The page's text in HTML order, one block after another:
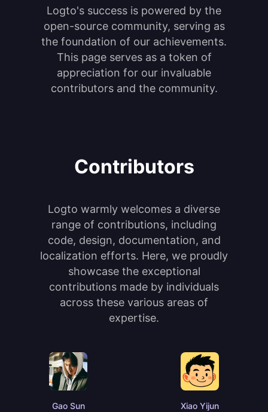
Logto's success is powered by the
open-source community, serving as
the foundation of our achievements.
This page serves as a token of
appreciation for our invaluable
contributors and the community.
Contributors
Logto warmly welcomes a diverse
range of contributions, including
code, design, documentation, and
localization efforts. Here, we proudly
showcase the exceptional
contributions made by individuals
across these various areas of
expertise.
Gao Sun Xiao Yijun